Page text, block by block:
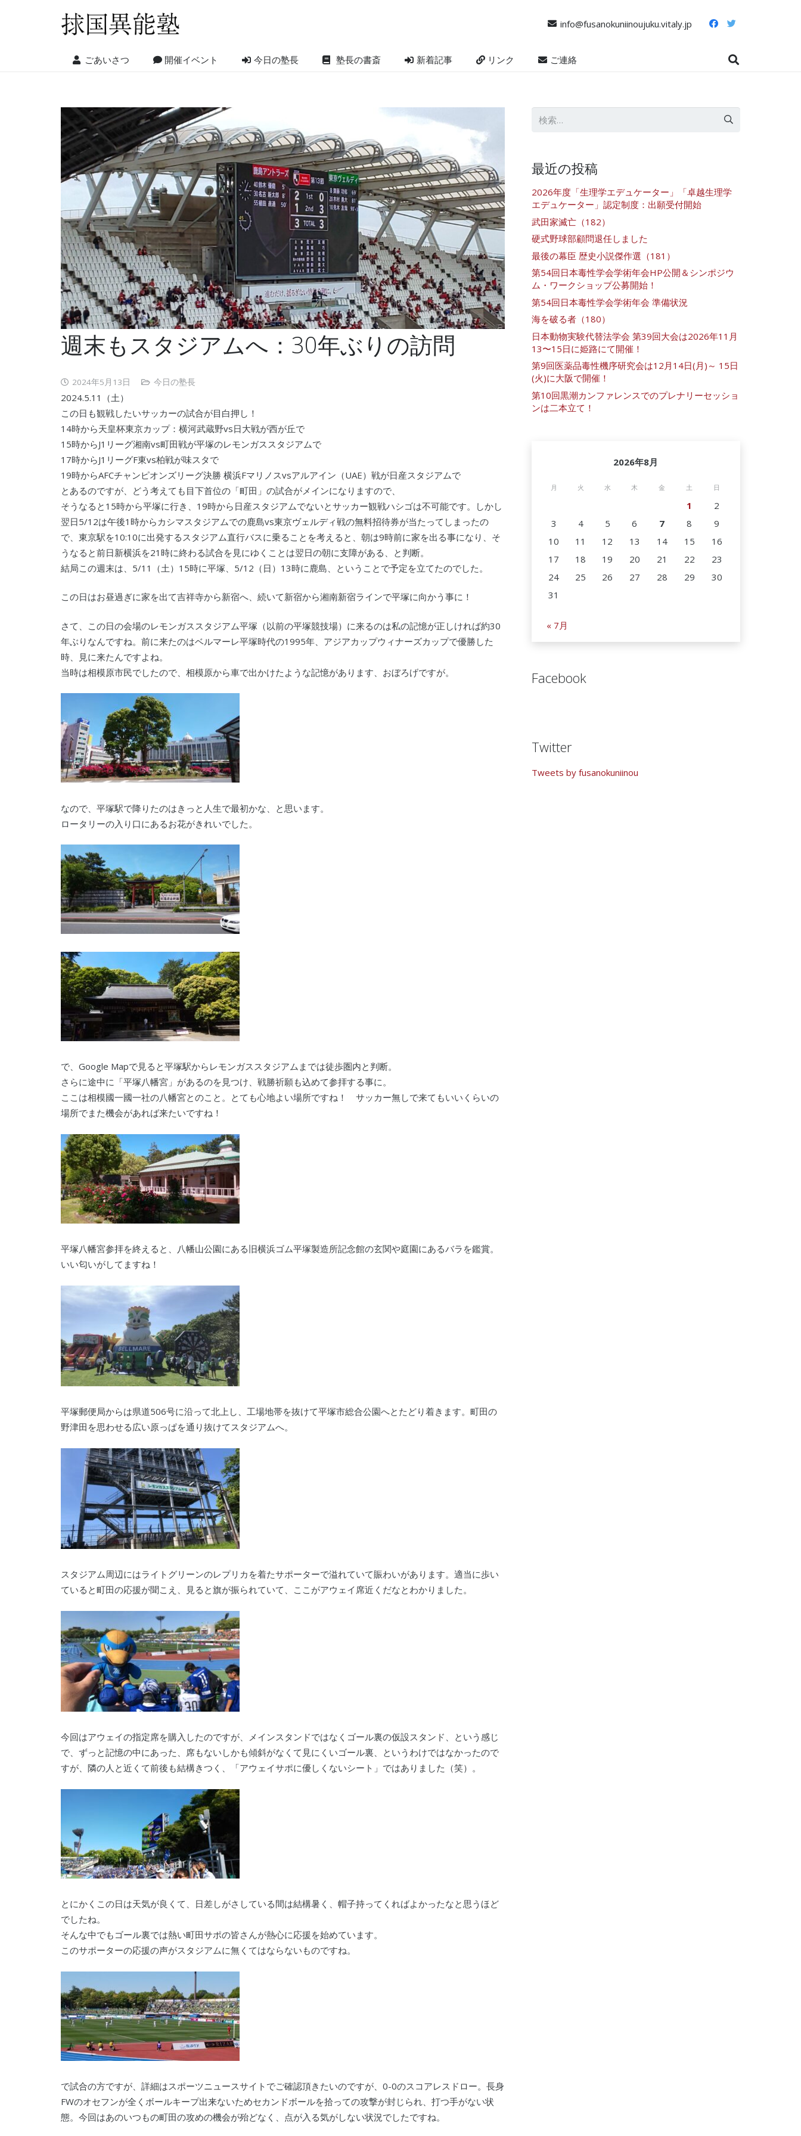
info@fusanokuniinoujuku.vitaly.jp
ごあいさつ 開催イベント 今日の塾長 塾長の書斎 新着記事 リンク ご連絡
週末もスタジアムへ：30年ぶりの訪問
2024年5月13日 今日の塾長
2024.5.11（土）
この日も観戦したいサッカーの試合が目白押し！
14時から天皇杯東京カップ：横河武蔵野vs日大戦が西が丘で
15時からJ1リーグ湘南vs町田戦が平塚のレモンガススタジアムで
17時からJ1リーグF東vs柏戦が味スタで
19時からAFCチャンピオンズリーグ決勝 横浜Fマリノスvsアルアイン（UAE）戦が日産スタジアムで
とあるのですが、どう考えても目下首位の「町田」の試合がメインになりますので、
そうなると15時から平塚に行き、19時から日産スタジアムでないとサッカー観戦ハシゴは不可能です。しかし
翌日5/12は午後1時からカシマスタジアムでの鹿島vs東京ヴェルディ戦の無料招待券が当たってしまったの
で、東京駅を10:10に出発するスタジアム直行バスに乗ることを考えると、朝は9時前に家を出る事になり、そ
うなると前日新横浜を21時に終わる試合を見にゆくことは翌日の朝に支障がある、と判断。
結局この週末は、5/11（土）15時に平塚、5/12（日）13時に鹿島、ということで予定を立てたのでした。
この日はお昼過ぎに家を出て吉祥寺から新宿へ、続いて新宿から湘南新宿ラインで平塚に向かう事に！
さて、この日の会場のレモンガススタジアム平塚（以前の平塚競技場）に来るのは私の記憶が正しければ約30
年ぶりなんですね。前に来たのはベルマーレ平塚時代の1995年、アジアカップウィナーズカップで優勝した
時、見に来たんですよね。
当時は相模原市民でしたので、相模原から車で出かけたような記憶があります、おぼろげですが。
なので、平塚駅で降りたのはきっと人生で最初かな、と思います。
ロータリーの入り口にあるお花がきれいでした。
で、Google Mapで見ると平塚駅からレモンガススタジアムまでは徒歩圏内と判断。
さらに途中に「平塚八幡宮」があるのを見つけ、戦勝祈願も込めて参拝する事に。
ここは相模國一國一社の八幡宮とのこと。とても心地よい場所ですね！ サッカー無しで来てもいいくらいの
場所でまた機会があれば来たいですね！
平塚八幡宮参拝を終えると、八幡山公園にある旧横浜ゴム平塚製造所記念館の玄関や庭園にあるバラを鑑賞。
いい匂いがしてますね！
平塚郵便局からは県道506号に沿って北上し、工場地帯を抜けて平塚市総合公園へとたどり着きます。町田の
野津田を思わせる広い原っぱを通り抜けてスタジアムへ。
スタジアム周辺にはライトグリーンのレプリカを着たサポーターで溢れていて賑わいがあります。適当に歩い
ていると町田の応援が聞こえ、見ると旗が振られていて、ここがアウェイ席近くだなとわかりました。
今回はアウェイの指定席を購入したのですが、メインスタンドではなくゴール裏の仮設スタンド、という感じ
で、ずっと記憶の中にあった、席もないしかも傾斜がなくて見にくいゴール裏、というわけではなかったので
すが、隣の人と近くて前後も結構きつく、「アウェイサポに優しくないシート」ではありました（笑）。
とにかくこの日は天気が良くて、日差しがさしている間は結構暑く、帽子持ってくればよかったなと思うほど
でしたね。
そんな中でもゴール裏では熱い町田サポの皆さんが熱心に応援を始めています。
このサポーターの応援の声がスタジアムに無くてはならないものですね。
で試合の方ですが、詳細はスポーツニュースサイトでご確認頂きたいのですが、0-0のスコアレスドロー。長身
FWのオセフンが全くボールキープ出来ないためセカンドボールを拾っての攻撃が封じられ、打つ手がない状
態。今回はあのいつもの町田の攻めの機会が殆どなく、点が入る気がしない状況でしたですね。
最近の投稿
2026年度「生理学エデュケーター」「卓越生理学
エデュケーター」認定制度：出願受付開始
武田家滅亡（182）
硬式野球部顧問退任しました
最後の幕臣 歴史小説傑作選（181）
第54回日本毒性学会学術年会HP公開＆シンポジウ
ム・ワークショップ公募開始！
第54回日本毒性学会学術年会 準備状況
海を破る者（180）
日本動物実験代替法学会 第39回大会は2026年11月
13〜15日に姫路にて開催！
第9回医薬品毒性機序研究会は12月14日(月)～ 15日
(火)に大阪で開催！
第10回黒潮カンファレンスでのプレナリーセッショ
ンは二本立て！
2026年8月
月 火 水 木 金 土 日
1
2
3
4 5 6 7 8
9
10
11 12 13 14 15
16
17
18 19 20 21 22
23
24
25 26 27 28 29
30
31
« 7月
Facebook
Twitter
Tweets by fusanokuniinou